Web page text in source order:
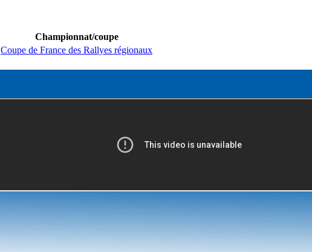
Championnat/coupe
Coupe de France des Rallyes régionaux